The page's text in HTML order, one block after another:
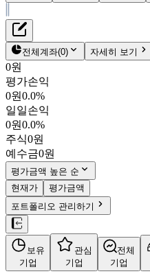
와이솔
5,820원
122990
KOSDAQ
시가총액
PBR0.53
PER-
fPER -
배당수익률8.59%
자사주비율-
결산월12월
4분기누적
10년
주재무제표
재무정보
펀더멘탈
밸류에이션
주주환원
컨센서스
주식정보
전체계좌(0) 자세히 보기
0원
평가손익
0원0.0%
일일손익
0원0.0%
주식0원
예수금0원
평가금액 높은 순
현재가
평가금액
포트폴리오 관리하기
보유
기업
관심
기업
전체
기업